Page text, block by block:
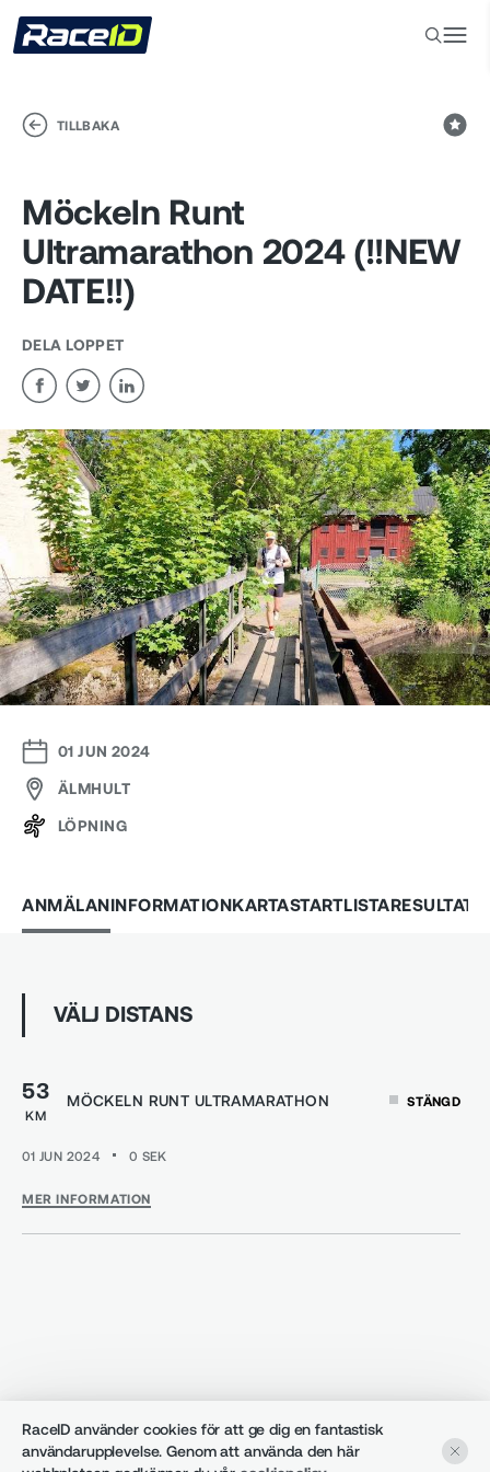
TILLBAKA
Möckeln Runt
Ultramarathon 2024 (!!NEW
DATE!!)
DELA LOPPET
01 JUN 2024
ÄLMHULT
LÖPNING
ANMÄLANINFORMATIONKARTASTARTLISTARESULTAT
VÄLJ DISTANS
53
KM
MÖCKELN RUNT ULTRAMARATHON STÄNGD
01 JUN 2024 0 SEK
MER INFORMATION
RaceID använder cookies för att ge dig en fantastisk
användarupplevelse. Genom att använda den här